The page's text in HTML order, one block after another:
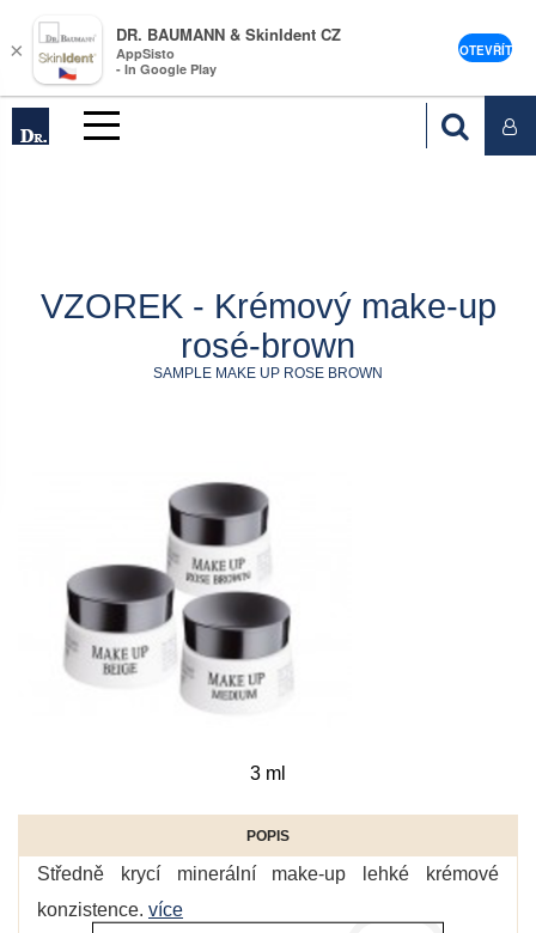
VZOREK - Krémový make-up
rosé-brown
SAMPLE MAKE UP ROSE BROWN
3 ml
POPIS
Středně krycí minerální make-up lehké krémové
konzistence. více
×
DR. BAUMANN & SkinIdent CZ
AppSisto
- In Google Play
OTEVŘÍT